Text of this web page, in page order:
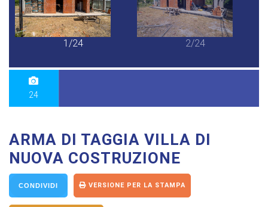
1/24 2/24
24
ARMA DI TAGGIA VILLA DI
NUOVA COSTRUZIONE
CONDIVIDI VERSIONE PER LA STAMPA